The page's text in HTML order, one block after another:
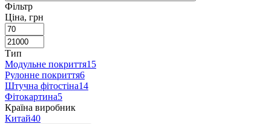
Фільтр
Ціна, грн
Тип
Модульне покриття15
Рулонне покриття6
Штучна фітостіна14
Фітокартина5
Країна виробник
Китай40